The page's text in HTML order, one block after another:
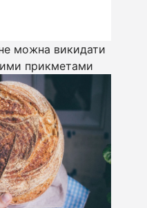
можна викидати
прикметами